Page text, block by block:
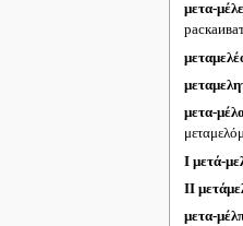
μετα-
μετα-
I μετά-
II
μετα-